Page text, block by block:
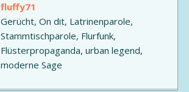
fluffy71
Gerücht, On dit, Latrinenparole,
Stammtischparole, Flurfunk,
Flüsterpropaganda, urban legend,
moderne Sage